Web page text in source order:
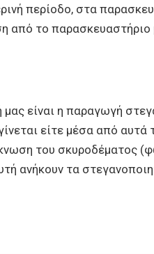
περίοδο, στα
από το παρασκευαστήριο
είναι η παραγωγή
είτε μέσα από αυτά
του σκυροδέματος
ανήκουν τα